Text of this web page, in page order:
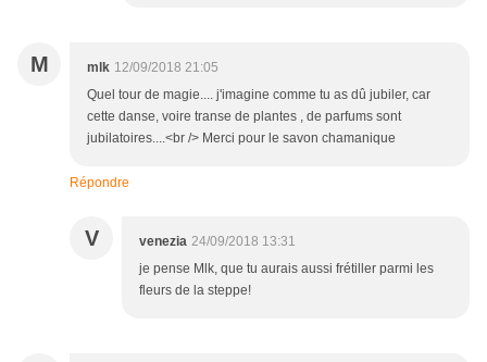
M mlk 12/09/2018 21:05
Quel tour de magie.... j'imagine comme tu as dû jubiler, car
cette danse, voire transe de plantes , de parfums sont
jubilatoires....<br /> Merci pour le savon chamanique
Répondre
V venezia 24/09/2018 13:31
je pense Mlk, que tu aurais aussi frétiller parmi les
fleurs de la steppe!